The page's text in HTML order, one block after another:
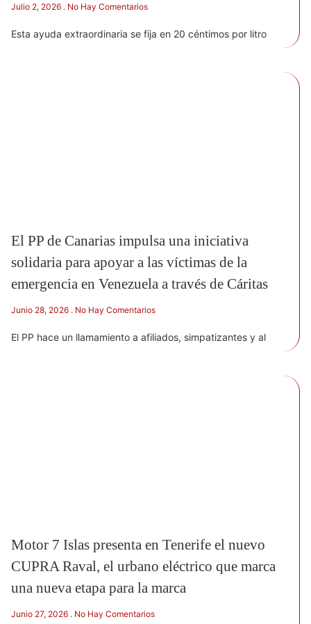
Julio 2, 2026 No Hay Comentarios
Esta ayuda extraordinaria se fija en 20 céntimos por litro
El PP de Canarias impulsa una iniciativa
solidaria para apoyar a las víctimas de la
emergencia en Venezuela a través de Cáritas
Junio 28, 2026 No Hay Comentarios
El PP hace un llamamiento a afiliados, simpatizantes y al
Motor 7 Islas presenta en Tenerife el nuevo
CUPRA Raval, el urbano eléctrico que marca
una nueva etapa para la marca
Junio 27, 2026 No Hay Comentarios